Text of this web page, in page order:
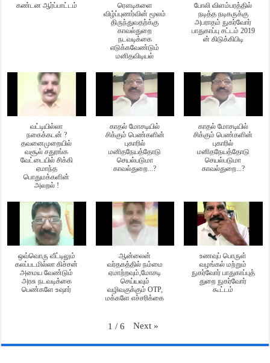
கண்டன ஆர்ப்பாட்டம்
ரௌடிகளை
விழ்ப்புணர்வின் மூலம்
திருந்துவதற்க்கு
காவல்துறை
நடவடிக்கை
எடுக்கவேண்டும்
மனிதவிடியல்
போலி விளம்பரத்தில்
நடித்த நடிகருக்கு
அபராதம் நுகர்வோர்
பாதுகாப்பு சட்டம் 2019
ன் கிடுக்கிபிடி
வட்டியில்லா
நகைக்கடன் ?
தவனைமுறையில்
வசூல் சதுரங்க
வேட்டையில் சிக்கி
ஏமாந்த
பொதுமக்களின்
அலறல் !
காதல் மோசடியில்
சிக்கும் பெண்களின்
புகாரில்
மனிதநேயத்தோடு
செயல்படுமா
காவல்துறை...?
காதல் மோசடியில்
சிக்கும் பெண்களின்
புகாரில்
மனிதநேயத்தோடு
செயல்படுமா
காவல்துறை...?
ஒவ்வொரு வீட்டிலும்
கலப்படமில்லா கிச்சன்
அமைய வேண்டும்
அரசு நடவடிக்கை
பெண்களே உஷார்
ஆன்லைன்
வர்தகத்தில் நம்மை
ஏமாற்றவும்,மோசடி
செய்யவும்
வழிவகுக்கும் OTP,
மக்களே எச்சரிக்கை
உணவுப் பொருள்
வழங்கல் மற்றும்
நுகர்வோர் பாதுகாப்புத்
துறை நுகர்வோர்
கூட்டம்
1 / 6 Next »